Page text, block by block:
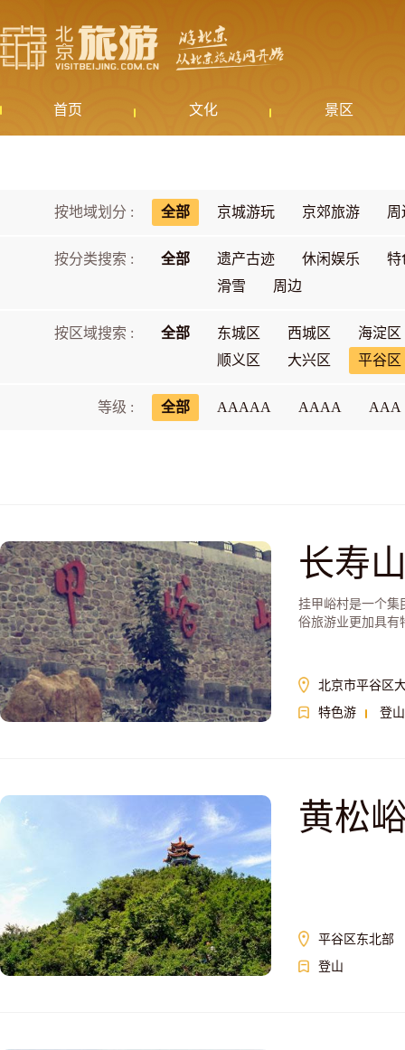
首页 文化 景区
按地域划分 : 全部 京城游玩 京郊旅游 周
按分类搜索 : 全部 遗产古迹 休闲娱乐
特
滑雪
周边
按区域搜索 : 全部 东城区 西城区
海淀区
顺义区
大兴区 平谷区
等级 : 全部 AAAAA AAAA AAA
长寿
挂甲峪村是一个集
俗旅游业更加具有
北京市平谷区
特色游
登山
黄松
平谷区东北部
登山